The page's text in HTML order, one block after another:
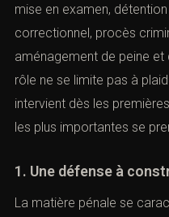
mise en examen,
correctionnel, procès
aménagement de peine
rôle ne se limite pas à
intervient dès les
les plus importantes se
1. Une défense à
La matière pénale se